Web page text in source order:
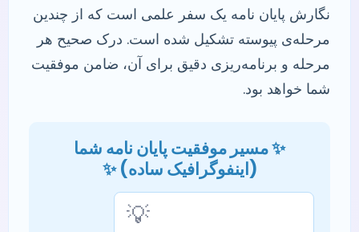
نگارش پایان نامه یک سفر علمی است که از چندین
مرحله‌ی پیوسته تشکیل شده است. درک صحیح هر
مرحله و برنامه‌ریزی دقیق برای آن، ضامن موفقیت
شما خواهد بود.
✨ مسیر موفقیت پایان نامه شما
(اینفوگرافیک ساده) ✨
💡